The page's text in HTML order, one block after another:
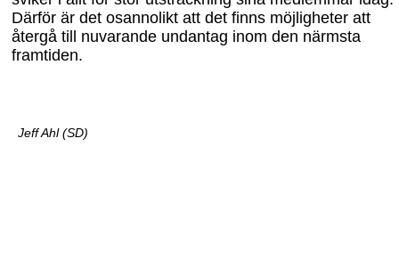
Därför är det osannolikt att det finns möjligheter att
återgå till nuvarande undantag inom den närmsta
framtiden.
Jeff Ahl (SD)